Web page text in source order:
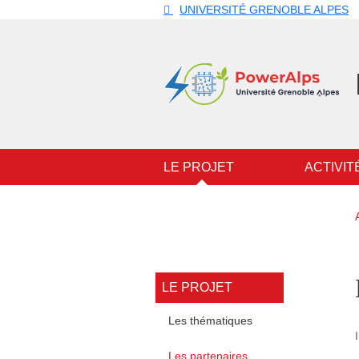
UNIVERSITÉ GRENOBLE ALPES
Navigation principale
LE PROJET
Navigation
LE PROJET
Les thématiques
Les partenaires